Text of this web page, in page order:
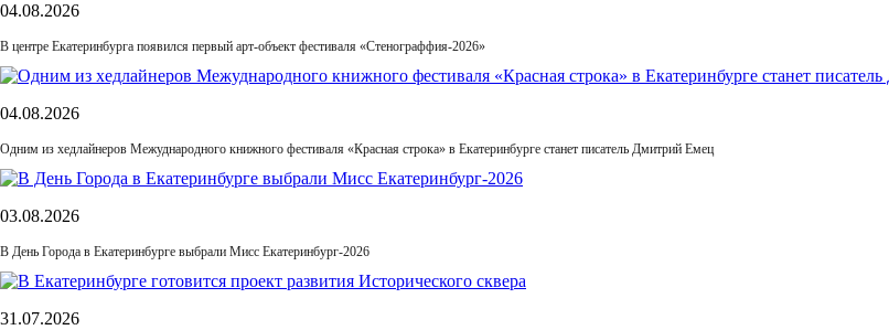
04.08.2026
В центре Екатеринбурга появился первый арт-объект фестиваля «Стенограффия-2026»
04.08.2026
Одним из хедлайнеров Межуднародного книжного фестиваля «Красная строка» в Екатеринбурге станет писатель Дмитрий Емец
03.08.2026
В День Города в Екатеринбурге выбрали Мисс Екатеринбург-2026
31.07.2026